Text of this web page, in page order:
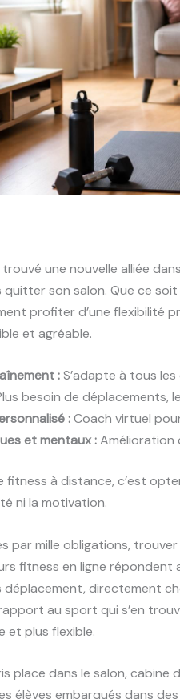
une nouvelle alliée
son salon. Que ce
profiter d’une flexibilité
et agréable.
:S’adapte à tous
besoin de déplacements,
:Coach virtuel
et mentaux :Amélioration
fitness à distance, c’est
ni la motivation.
par mille obligations,
fitness en ligne répondent
déplacement, directement
au sport qui s’en
et plus flexible.
place dans le salon, cabine
élèves embarqués dans